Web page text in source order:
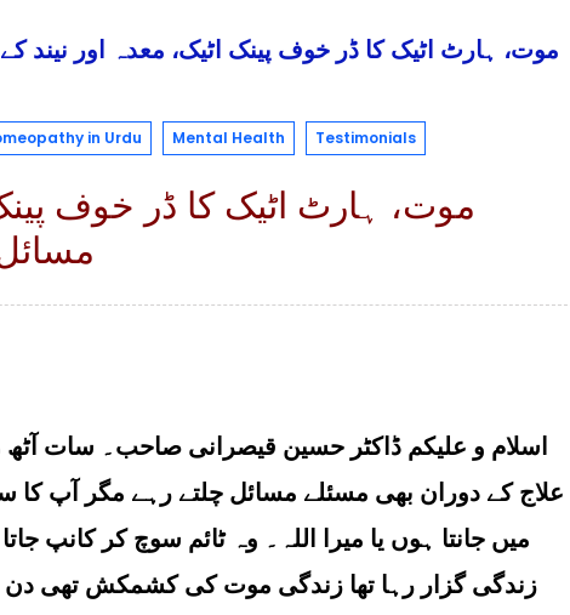
in Urdu Mental Health Testimonials
موت، ہارٹ اٹیک کا ڈر خوف
اسلام و علیکم ڈاکٹر حسین قیصرانی صاحب۔ سات آٹھ
علاج کے دوران بھی مسئلے مسائل چلتے رہے مگر آپ کا
میں جانتا ہوں یا میرا اللہ۔ وہ ٹائم سوچ کر کانپ
زندگی گزار رہا تھا زندگی موت کی کشمکش تھی